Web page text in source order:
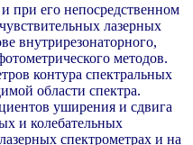
его непосредственном
лазерных
внутрирезонаторного,
методов.
контура спектральных
области спектра.
уширения и сдвига
и колебательных
спектрометрах и на